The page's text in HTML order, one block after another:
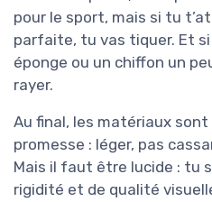
pour le sport, mais si tu
parfaite, tu vas tiquer. Et
éponge ou un chiffon un
rayer.
Au final, les matériaux
promesse : léger, pas
Mais il faut être lucide : tu
rigidité et de qualité